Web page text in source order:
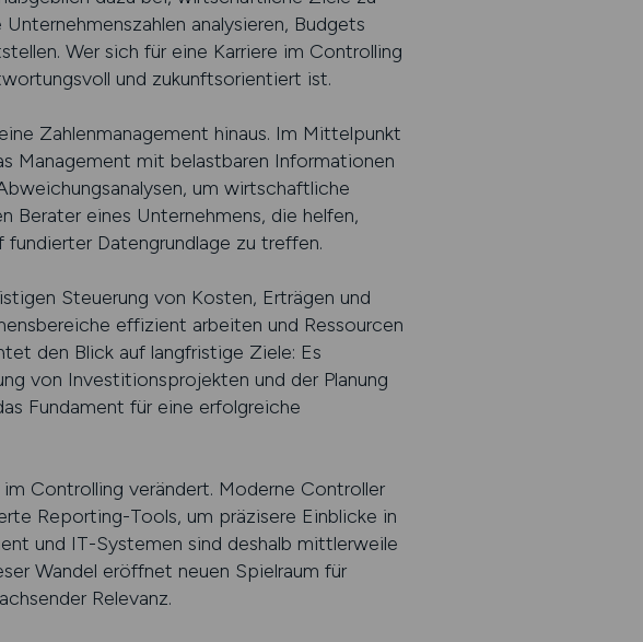
analysieren, Budgets
Wer sich für eine Karriere im Controlling
und zukunftsorientiert ist.
Zahlenmanagement hinaus. Im Mittelpunkt
Management mit belastbaren Informationen
um wirtschaftliche
Berater eines Unternehmens, die helfen,
Datengrundlage zu treffen.
Steuerung von Kosten, Erträgen und
effizient arbeiten und Ressourcen
den Blick auf langfristige Ziele: Es
von Investitionsprojekten und der Planung
Fundament für eine erfolgreiche
Controlling verändert. Moderne Controller
Reporting-Tools, um präzisere Einblicke in
und IT-Systemen sind deshalb mittlerweile
Wandel eröffnet neuen Spielraum für
Relevanz.